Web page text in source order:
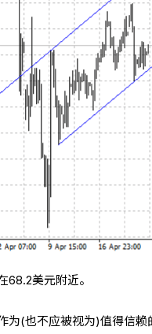
68.2美元附近。
为(也不应被视为)值得信赖